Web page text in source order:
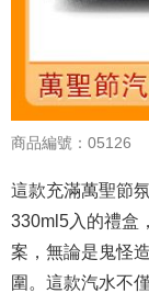
商品編號：05126
這款充滿萬聖節
330ml5入的禮盒
案，無論是鬼怪
圍。這款汽水不